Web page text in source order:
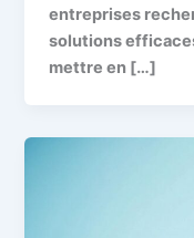
entreprises
solutions
mettre en […]